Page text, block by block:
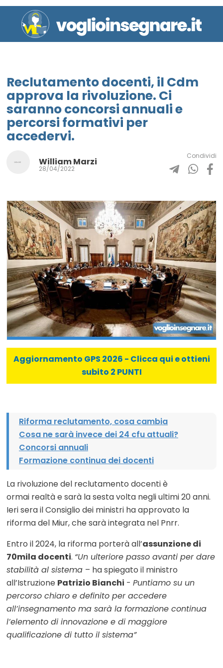
Reclutamento docenti, il Cdm
approva la rivoluzione. Ci
saranno concorsi annuali e
percorsi formativi per
accedervi.
William Marzi
28/04/2022
Condividi
Aggiornamento GPS 2026 - Clicca qui e ottieni
subito 2 PUNTI
Riforma reclutamento, cosa cambia
Cosa ne sarà invece dei 24 cfu attuali?
Concorsi annuali
Formazione continua dei docenti
La rivoluzione del reclutamento docenti è
ormai realtà e sarà la sesta volta negli ultimi 20 anni.
Ieri sera il Consiglio dei ministri ha approvato la
riforma del Miur, che sarà integrata nel Pnrr.
Entro il 2024, la riforma porterà all’assunzione di
70mila docenti. “Un ulteriore passo avanti per dare
stabilità al sistema – ha spiegato il ministro
all’Istruzione Patrizio Bianchi - Puntiamo su un
percorso chiaro e definito per accedere
all’insegnamento ma sarà la formazione continua
l’elemento di innovazione e di maggiore
qualificazione di tutto il sistema”